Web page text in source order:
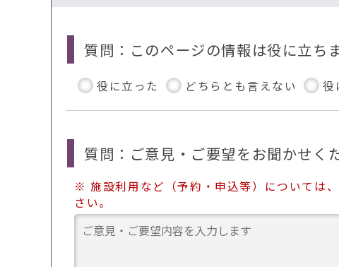
質問：このページの情報は役に立ち
役に立った どちらとも言えない 役
質問：ご意見・ご要望をお聞かせく
※ 施設利用など（予約・申込等）については
さい。